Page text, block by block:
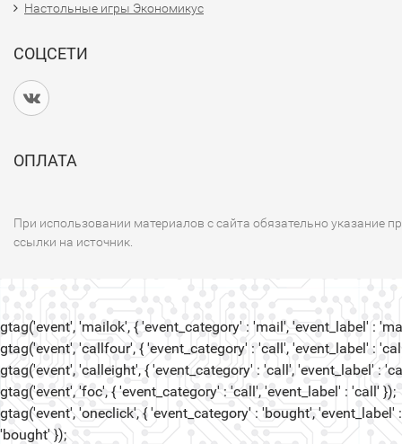
Настольные игры Экономикус
СОЦСЕТИ
ОПЛАТА
При использовании материалов с сайта обязательно указание
ссылки на источник.
gtag('event', 'mailok', { 'event_category' : 'mail', 'event_label' :
gtag('event', 'callfour', { 'event_category' : 'call', 'event_label' :
gtag('event', 'calleight', { 'event_category' : 'call', 'event_label' :
gtag('event', 'foc', { 'event_category' : 'call', 'event_label' : 'call' });
gtag('event', 'oneclick', { 'event_category' : 'bought', 'event_label' :
'bought' });